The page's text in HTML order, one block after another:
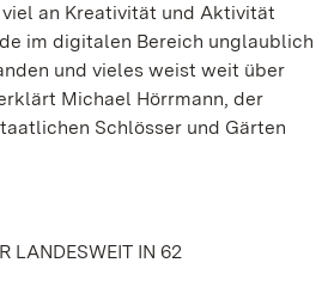
an Kreativität und Aktivität
im digitalen Bereich unglaublich
und vieles weist weit über
Michael Hörrmann, der
Schlösser und Gärten
LANDESWEIT IN 62